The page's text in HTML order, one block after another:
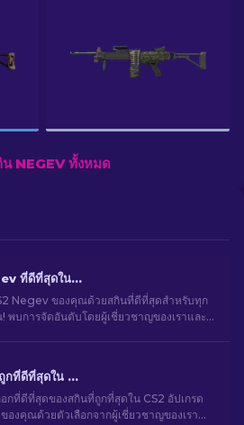
NEGEV ทั้งหมด
สกิน Negev ที่ดีที่สุดใน CS2 ในทุกงบประมาณ [2026]
Negev ของคุณด้วยสกินที่ดีที่สุดสำหรับทุก
พบการจัดอันดับโดยผู้เชี่ยวชาญของเราและ
สกินราคาถูกที่ดีที่สุดใน CS2 [2026]
กที่ดีที่สุดของสกินที่ถูกที่สุดใน CS2 อัปเกรด
องคุณด้วยตัวเลือกจากผู้เชี่ยวชาญของเรา